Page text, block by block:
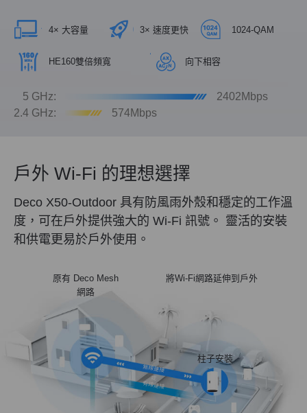
4× 大容量 3× 速度更快 1024-QAM
HE160雙倍頻寬 向下相容
5 GHz:
2402Mbps
2.4 GHz:
574Mbps
戶外 Wi-Fi 的理想選擇
Deco X50-Outdoor 具有防風雨外殼和穩定的工作溫
度，可在戶外提供強大的 Wi-Fi 訊號。 靈活的安裝
和供電更易於戶外使用。
原有 Deco Mesh
網路
將Wi-Fi網路延伸到戶外
柱子安裝
無線連接
或
有線連接